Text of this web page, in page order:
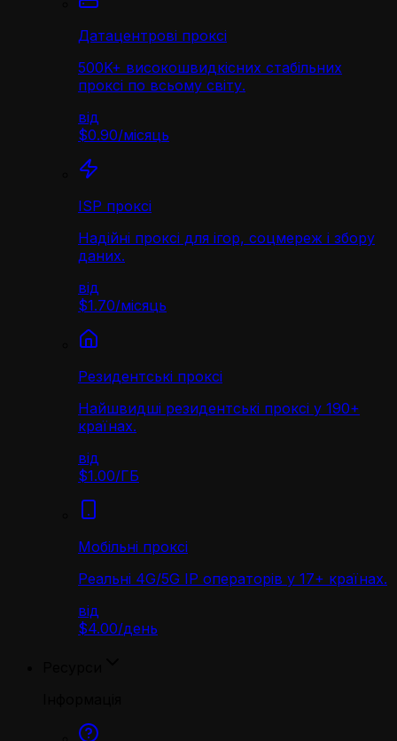
Датацентрові проксі
500K+ високошвидкісних стабільних
проксі по всьому світу.
від
$0.90/місяць
ISP проксі
Надійні проксі для ігор, соцмереж і збору
даних.
від
$1.70/місяць
Резидентські проксі
Найшвидші резидентські проксі у 190+
країнах.
від
$1.00/ГБ
Мобільні проксі
Реальні 4G/5G IP операторів у 17+ країнах.
від
$4.00/день